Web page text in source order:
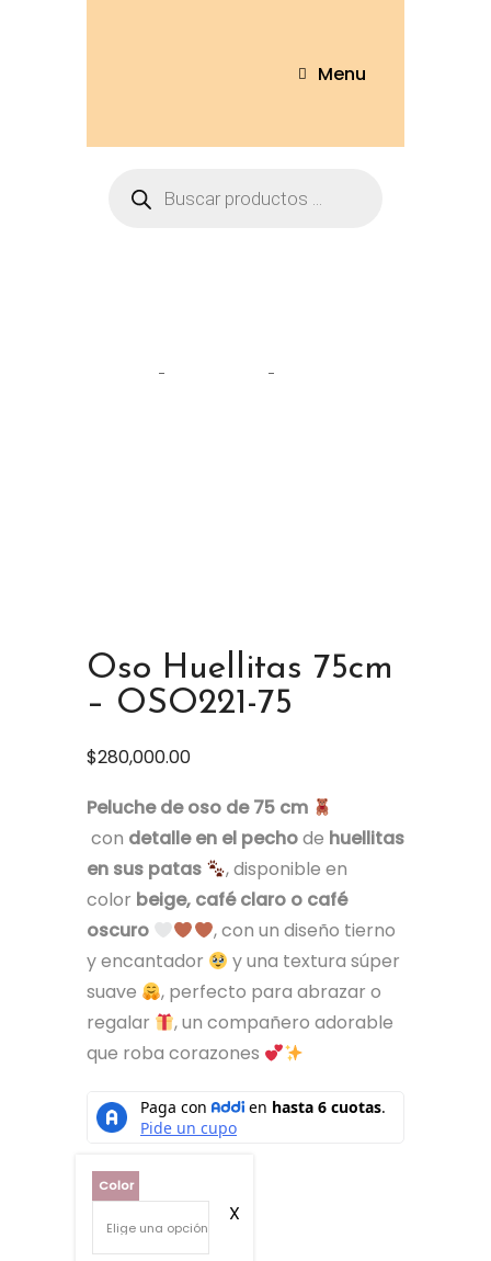
Menu
Oso Huellitas 75cm
– OSO221-75
$280,000.00
Peluche de oso de 75 cm
con detalle en el pechode huellitas
en sus patas
, disponible en
color beige, café claro o café
oscuro
, con un diseño tierno
y encantador
y una textura súper
suave
, perfecto para abrazar o
regalar
, un compañero adorable
que roba corazones
Color